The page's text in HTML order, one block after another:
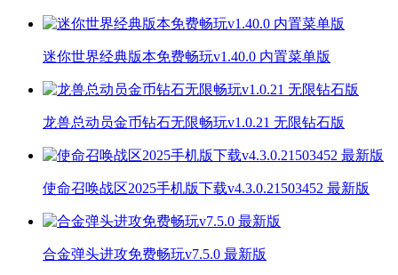
迷你世界经典版本免费畅玩v1.40.0 内置菜单版
龙兽总动员金币钻石无限畅玩v1.0.21 无限钻石版
使命召唤战区2025手机版下载v4.3.0.21503452 最新版
合金弹头进攻免费畅玩v7.5.0 最新版